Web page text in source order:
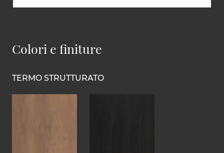
Colori e finiture
TERMO STRUTTURATO